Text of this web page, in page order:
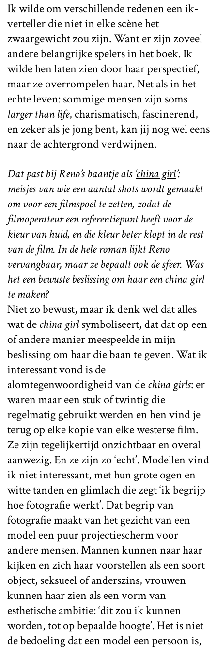
Ik wilde om verschillende redenen een ik-
verteller die niet in elke scène het
zwaargewicht zou zijn. Want er zijn zoveel
andere belangrijke spelers in het boek. Ik
wilde hen laten zien door haar perspectief,
maar ze overrompelen haar. Net als in het
echte leven: sommige mensen zijn soms
larger than life, charismatisch, fascinerend,
en zeker als je jong bent, kan jij nog wel eens
naar de achtergrond verdwijnen.
Dat past bij Reno’s baantje als ‘china girl’:
meisjes van wie een aantal shots wordt gemaakt
om voor een filmspoel te zetten, zodat de
filmoperateur een referentiepunt heeft voor de
kleur van huid, en die kleur beter klopt in de rest
van de film. In de hele roman lijkt Reno
vervangbaar, maar ze bepaalt ook de sfeer. Was
het een bewuste beslissing om haar een china girl
te maken?
Niet zo bewust, maar ik denk wel dat alles
wat dechina girlsymboliseert, dat dat op een
of andere manier meespeelde in mijn
beslissing om haar die baan te geven. Wat ik
interessant vond is de
alomtegenwoordigheid van dechina girls: er
waren maar een stuk of twintig die
regelmatig gebruikt werden en hen vind je
terug op elke kopie van elke westerse film.
Ze zijn tegelijkertijd onzichtbaar en overal
aanwezig. En ze zijn zo ‘echt’. Modellen vind
ik niet interessant, met hun grote ogen en
witte tanden en glimlach die zegt ‘ik begrijp
hoe fotografie werkt’. Dat begrip van
fotografie maakt van het gezicht van een
model een puur projectiescherm voor
andere mensen. Mannen kunnen naar haar
kijken en zich haar voorstellen als een soort
object, seksueel of anderszins, vrouwen
kunnen haar zien als een vorm van
esthetische ambitie: ‘dit zou ik kunnen
worden, tot op bepaalde hoogte’. Het is niet
de bedoeling dat een model een persoon is,